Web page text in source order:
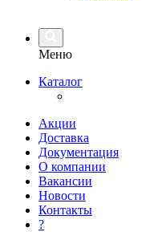
Меню
Каталог
Акции
Доставка
Документация
О компании
Вакансии
Новости
Контакты
?